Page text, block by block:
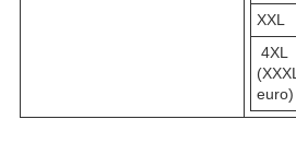
XXL
4XL
(XXXL
euro)